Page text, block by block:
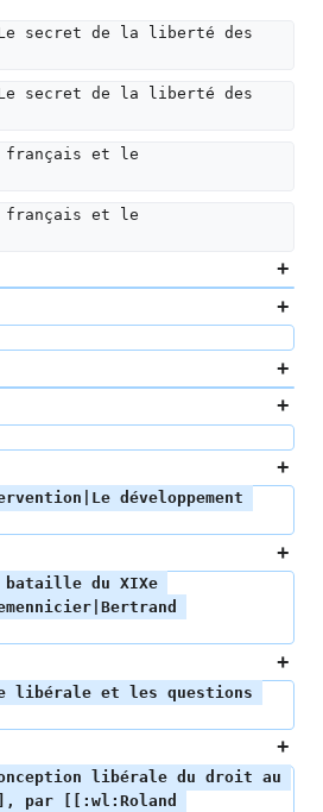
secret de la liberté des
secret de la liberté des
français et le
français et le
développement
du XIXe
libérale et les questions
libérale du droit au
par [[:wl:Roland